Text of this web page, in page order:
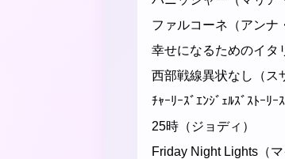
ファルコーネ（アンナ
幸せになるためのイタ
西部戦線異状なし（ス
ﾁｬｰﾘｰｽﾞｴﾝｼﾞｪﾙｽﾞｽﾄｰﾘ
25時（ジョディ）
Friday Night Lights（マ